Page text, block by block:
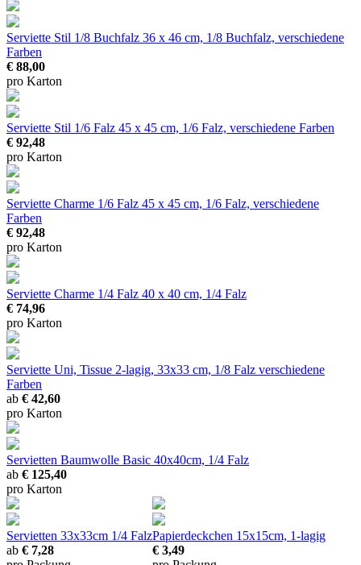
Serviette Stil 1/8 Buchfalz 36 x 46 cm, 1/8 Buchfalz, verschiedene
Farben
€ 88,00
pro Karton
Serviette Stil 1/6 Falz 45 x 45 cm, 1/6 Falz, verschiedene Farben
€ 92,48
pro Karton
Serviette Charme 1/6 Falz 45 x 45 cm, 1/6 Falz, verschiedene
Farben
€ 92,48
pro Karton
Serviette Charme 1/4 Falz 40 x 40 cm, 1/4 Falz
€ 74,96
pro Karton
Serviette Uni, Tissue 2-lagig, 33x33 cm, 1/8 Falz verschiedene
Farben
ab € 42,60
pro Karton
Servietten Baumwolle Basic 40x40cm, 1/4 Falz
ab € 125,40
pro Karton
Servietten 33x33cm 1/4 Falz
ab € 7,28
Papierdeckchen 15x15cm, 1-lagig
€ 3,49